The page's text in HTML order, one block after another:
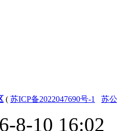
( 苏ICP备2022047690号-1 苏
8-10 16:02